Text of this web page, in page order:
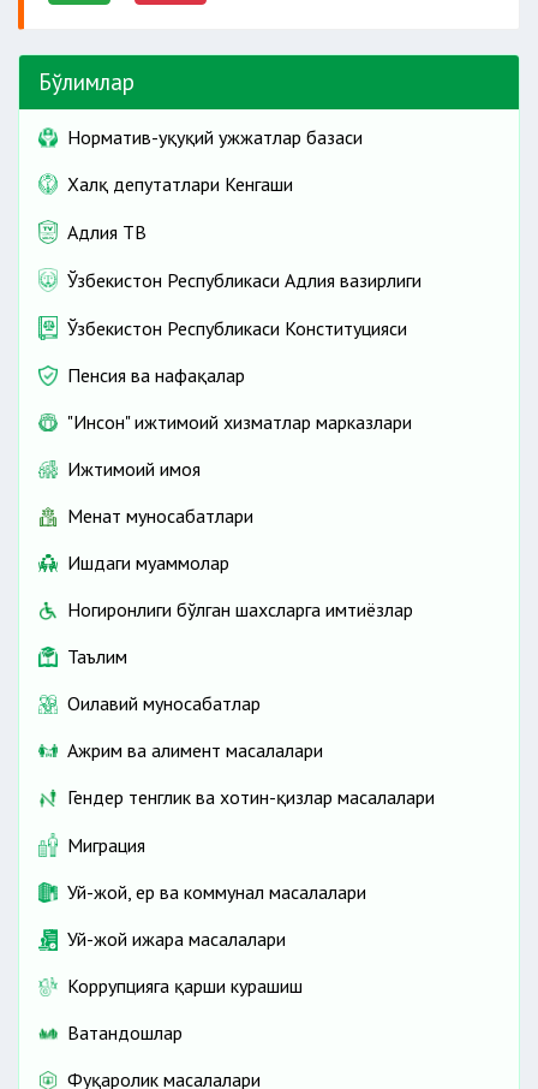
Бўлимлар
Норматив-ҳуқуқий ҳужжатлар базаси
Халқ депутатлари Кенгаши
Адлия ТВ
Ўзбекистон Республикаси Адлия вазирлиги
Ўзбекистон Республикаси Конституцияси
Пенсия ва нафақалар
"Инсон" ижтимоий хизматлар марказлари
Ижтимоий ҳимоя
Меҳнат муносабатлари
Ишдаги муаммолар
Ногиронлиги бўлган шахсларга имтиёзлар
Таълим
Оилавий муносабатлар
Ажрим ва алимент масалалари
Гендер тенглик ва хотин-қизлар масалалари
Миграция
Уй-жой, ер ва коммунал масалалари
Уй-жой ижара масалалари
Коррупцияга қарши курашиш
Ватандошлар
Фуқаролик масалалари